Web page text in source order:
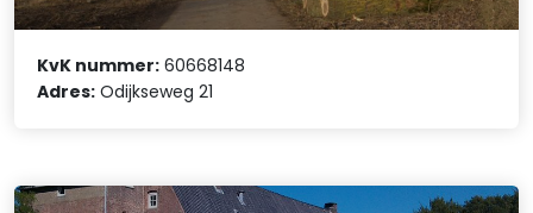
KvK nummer: 60668148
Adres: Odijkseweg 21